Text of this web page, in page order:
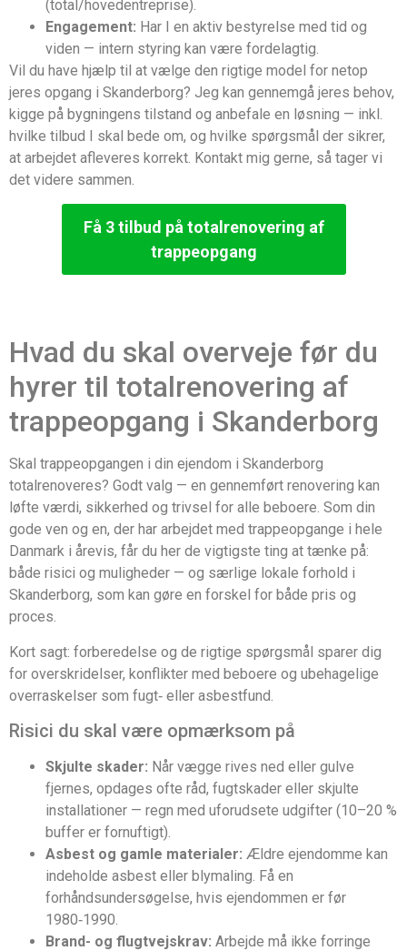
(total/hovedentreprise).
Engagement: Har I en aktiv bestyrelse med tid og
viden — intern styring kan være fordelagtig.
Vil du have hjælp til at vælge den rigtige model for netop
jeres opgang i Skanderborg? Jeg kan gennemgå jeres behov,
kigge på bygningens tilstand og anbefale en løsning — inkl.
hvilke tilbud I skal bede om, og hvilke spørgsmål der sikrer,
at arbejdet afleveres korrekt. Kontakt mig gerne, så tager vi
det videre sammen.
Få 3 tilbud på totalrenovering af
trappeopgang
Hvad du skal overveje før du
hyrer til totalrenovering af
trappeopgang i Skanderborg
Skal trappeopgangen i din ejendom i Skanderborg
totalrenoveres? Godt valg — en gennemført renovering kan
løfte værdi, sikkerhed og trivsel for alle beboere. Som din
gode ven og en, der har arbejdet med trappeopgange i hele
Danmark i årevis, får du her de vigtigste ting at tænke på:
både risici og muligheder — og særlige lokale forhold i
Skanderborg, som kan gøre en forskel for både pris og
proces.
Kort sagt: forberedelse og de rigtige spørgsmål sparer dig
for overskridelser, konflikter med beboere og ubehagelige
overraskelser som fugt‑ eller asbestfund.
Risici du skal være opmærksom på
Skjulte skader: Når vægge rives ned eller gulve
fjernes, opdages ofte råd, fugtskader eller skjulte
installationer — regn med uforudsete udgifter (10–20 %
buffer er fornuftigt).
Asbest og gamle materialer: Ældre ejendomme kan
indeholde asbest eller blymaling. Få en
forhåndsundersøgelse, hvis ejendommen er før
1980‑1990.
Brand- og flugtvejskrav: Arbejde må ikke forringe